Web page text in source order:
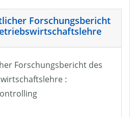
Forschungsbericht
Forschungsbericht des
: